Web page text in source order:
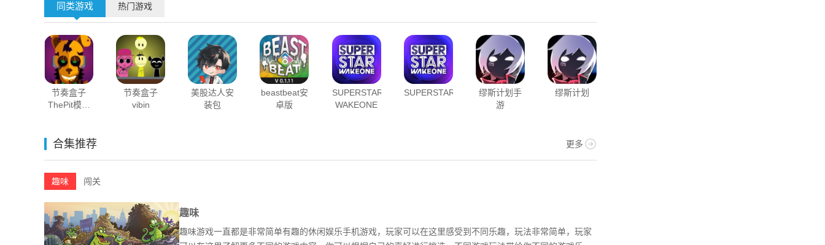
同类游戏 热门游戏
节奏盒子
ThePit模组
节奏盒子
vibin
美股达人安
装包
beastbeat安
卓版
SUPERSTAR
WAKEONE
SUPERSTARWAKEONE缪斯计划手
游
缪斯计划
合集推荐 更多
趣味 闯关
趣味
趣味游戏一直都是非常简单有趣的休闲娱乐手机游戏，玩家可以在这里感受到不同乐趣，玩法非常简单，玩家